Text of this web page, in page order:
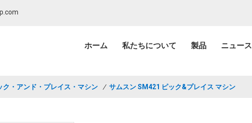
ホーム 私たちについて 製品 ニュース
ク・アンド・プレイス・マシン / サムスン SM421 ピック&プレイス マシン